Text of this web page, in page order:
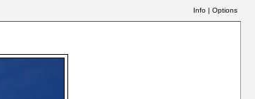
Info | Options